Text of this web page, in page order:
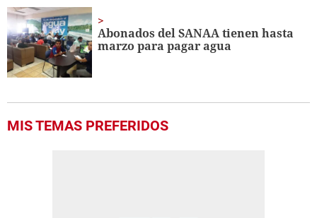
Abonados del SANAA tienen hasta
marzo para pagar agua
MIS TEMAS PREFERIDOS